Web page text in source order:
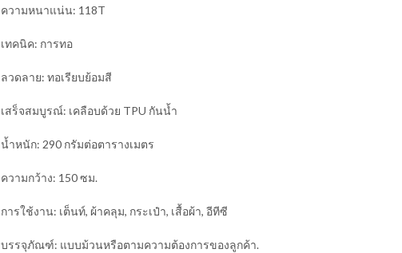
ความหนาแน่น: 118T
เทคนิค: การทอ
ลวดลาย: ทอเรียบย้อมสี
เสร็จสมบูรณ์: เคลือบด้วย TPU กันน้ำ
น้ำหนัก: 290 กรัมต่อตารางเมตร
ความกว้าง: 150 ซม.
การใช้งาน: เต็นท์, ผ้าคลุม, กระเป๋า, เสื้อผ้า, อีทีซี
บรรจุภัณฑ์: แบบม้วนหรือตามความต้องการของลูกค้า.